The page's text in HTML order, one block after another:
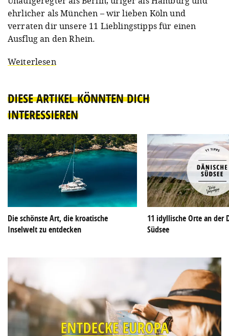
ehrlicher als München – wir lieben Köln und
verraten dir unsere 11 Lieblingstipps für einen
Ausflug an den Rhein.
Weiterlesen
DIESE ARTIKEL KÖNNTEN DICH
INTERESSIEREN
Die schönste Art, die kroatische
Inselwelt zu entdecken
11 idyllische Orte an der
Südsee